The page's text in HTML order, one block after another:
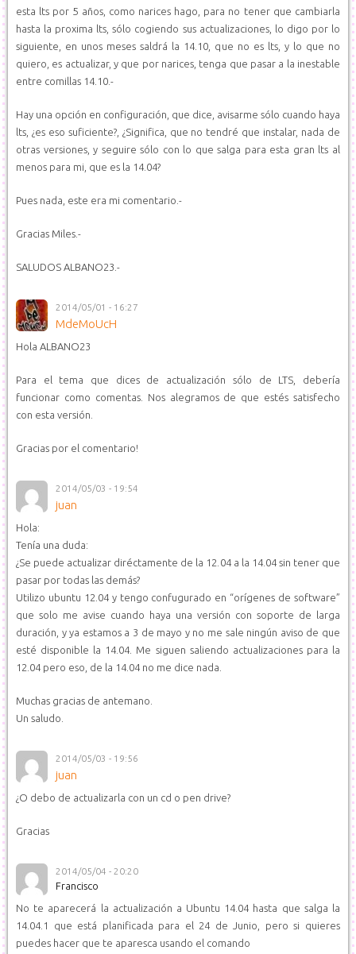
esta lts por 5 años, como narices hago, para no tener que cambiarla
hasta la proxima lts, sólo cogiendo sus actualizaciones, lo digo por lo
siguiente, en unos meses saldrá la 14.10, que no es lts, y lo que no
quiero, es actualizar, y que por narices, tenga que pasar a la inestable
entre comillas 14.10.-
Hay una opción en configuración, que dice, avisarme sólo cuando haya
lts, ¿es eso suficiente?, ¿Significa, que no tendré que instalar, nada de
otras versiones, y seguire sólo con lo que salga para esta gran lts al
menos para mi, que es la 14.04?
Pues nada, este era mi comentario.-
Gracias Miles.-
SALUDOS ALBANO23.-
2014/05/01 - 16:27
MdeMoUcH
Hola ALBANO23
Para el tema que dices de actualización sólo de LTS, debería
funcionar como comentas. Nos alegramos de que estés satisfecho
con esta versión.
Gracias por el comentario!
2014/05/03 - 19:54
juan
Hola:
Tenía una duda:
¿Se puede actualizar diréctamente de la 12.04 a la 14.04 sin tener que
pasar por todas las demás?
Utilizo ubuntu 12.04 y tengo confugurado en “orígenes de software”
que solo me avise cuando haya una versión con soporte de larga
duración, y ya estamos a 3 de mayo y no me sale ningún aviso de que
esté disponible la 14.04. Me siguen saliendo actualizaciones para la
12.04 pero eso, de la 14.04 no me dice nada.
Muchas gracias de antemano.
Un saludo.
2014/05/03 - 19:56
juan
¿O debo de actualizarla con un cd o pen drive?
Gracias
2014/05/04 - 20:20
Francisco
No te aparecerá la actualización a Ubuntu 14.04 hasta que salga la
14.04.1 que está planificada para el 24 de Junio, pero si quieres
puedes hacer que te aparesca usando el comando